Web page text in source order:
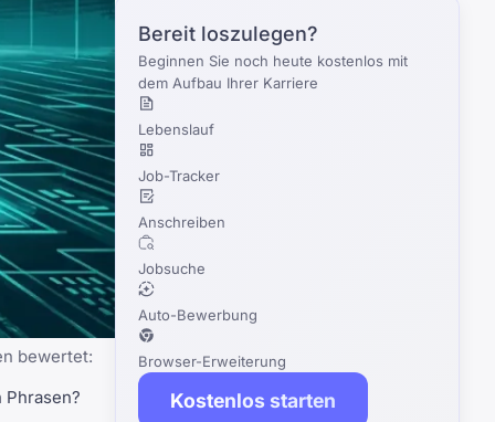
bewertet:
Bereit loszulegen?
Beginnen Sie noch heute kostenlos mit
dem Aufbau Ihrer Karriere
Lebenslauf
Job-Tracker
Anschreiben
Jobsuche
Auto-Bewerbung
Browser-Erweiterung
Kostenlos starten